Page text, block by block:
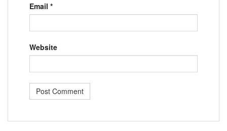
Email *
Website